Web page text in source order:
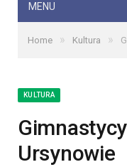
MENU
Home » Kultura »
KULTURA
Ursynowie